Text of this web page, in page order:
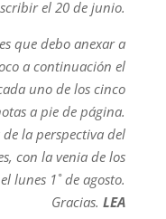
el 20 de junio.
que debo anexar a
a continuación el
uno de los cinco
a pie de página.
la perspectiva del
con la venia de los
lunes 1˚ de agosto.
Gracias.LEA